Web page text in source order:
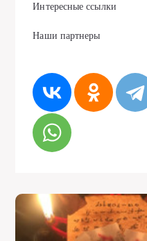
Интересные ссылки
Наши партнеры